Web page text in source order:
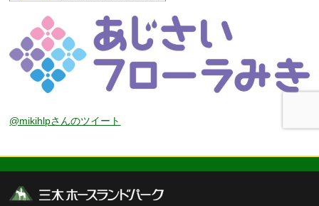
@mikihlpさんのツイート